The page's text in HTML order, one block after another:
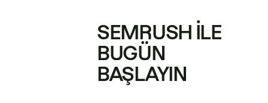
SEMRUSH ILE
BUGÜN
BAŞLAYIN